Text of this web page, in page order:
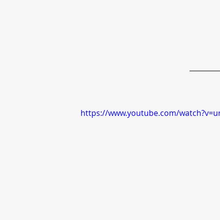
https://www.youtube.com/